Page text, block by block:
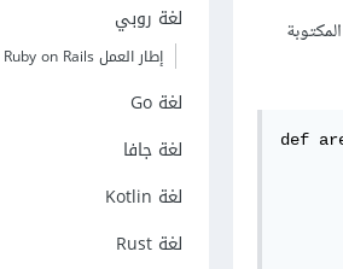
def
لغة روبي
إطار العمل Ruby on Rails
لغة Go
لغة جافا
لغة Kotlin
لغة Rust